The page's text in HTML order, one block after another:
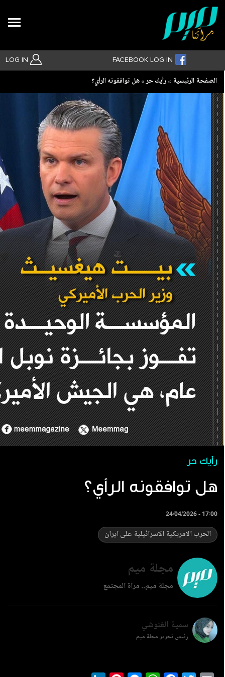
LOG IN FACEBOOK LOG IN
Breadcrumb
الصفحة الرئيسية رأيك حر هل توافقونه الرأي؟
رأيك حر
هل توافقونه الرأي؟
24/04/2026 - 17:00
الحرب الامريكية الاسرائيلية على ايران
مجلة ميم
مجلة ميم.. مرآة المجتمع
سمية الغنوشي
رئيس تحرير مجلة ميم